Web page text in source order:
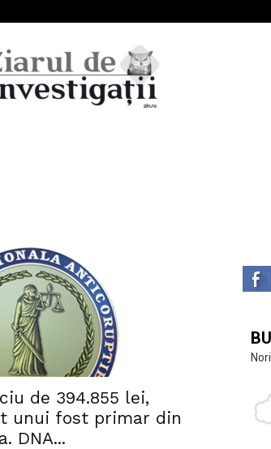
de
Investigații
de 394.855 lei,
unui fost primar din
DNA...